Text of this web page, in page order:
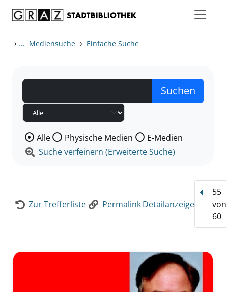
› ... Mediensuche › Einfache Suche
Wählen Sie die Medienart nach der Sie suchen wollen.
Alle Physische Medien
E-Medien
Suche verfeinern (Erweiterte Suche)
Zur Trefferliste Permalink Detailanzeige
55
von
60